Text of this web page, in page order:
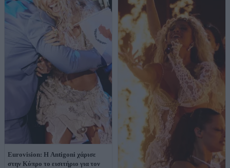
Eurovision: Η Antigoni χάρισε
στην Κύπρο το εισιτήριο για τον